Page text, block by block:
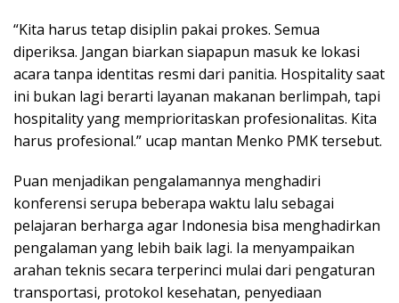
“Kita harus tetap disiplin pakai prokes. Semua
diperiksa. Jangan biarkan siapapun masuk ke lokasi
acara tanpa identitas resmi dari panitia. Hospitality saat
ini bukan lagi berarti layanan makanan berlimpah, tapi
hospitality yang memprioritaskan profesionalitas. Kita
harus profesional.” ucap mantan Menko PMK tersebut.
Puan menjadikan pengalamannya menghadiri
konferensi serupa beberapa waktu lalu sebagai
pelajaran berharga agar Indonesia bisa menghadirkan
pengalaman yang lebih baik lagi. Ia menyampaikan
arahan teknis secara terperinci mulai dari pengaturan
transportasi, protokol kesehatan, penyediaan